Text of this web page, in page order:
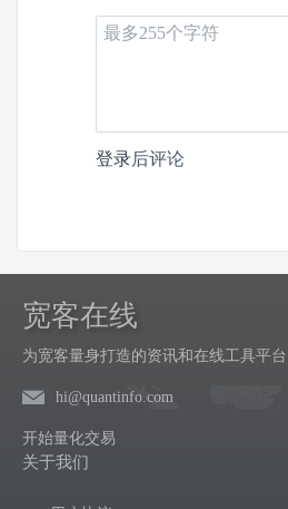
登录后评论
宽客在线
为宽客量身打造的资讯和在线工具平台
hi@quantinfo.com
开始量化交易
关于我们